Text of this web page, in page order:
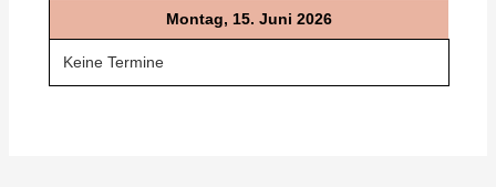
Montag, 15. Juni 2026
Keine Termine